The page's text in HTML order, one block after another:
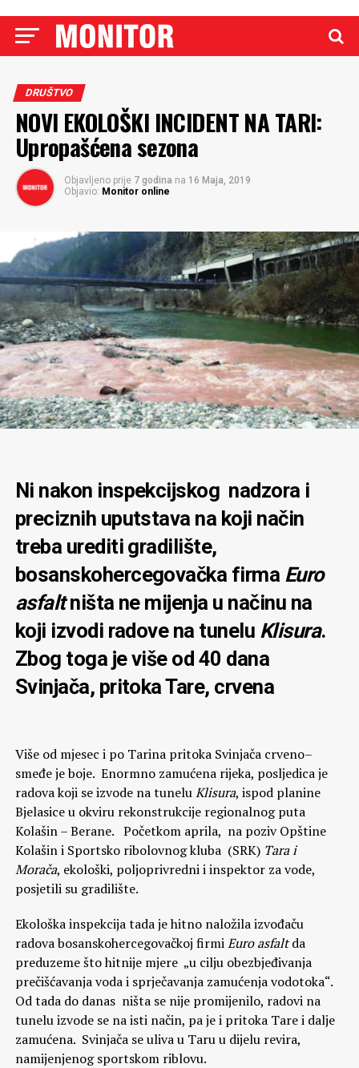
DRUŠTVO
NOVI EKOLOŠKI INCIDENT NA TARI:
Upropašćena sezona
Objavljeno prije 7 godina na 16 Maja, 2019
Objavio: Monitor online
Ni nakon inspekcijskog nadzora i
preciznih uputstava na koji način
treba urediti gradilište,
bosanskohercegovačka firma Euro
asfaltništa ne mijenja u načinu na
koji izvodi radove na tunelu Klisura.
Zbog toga je više od 40 dana
Svinjača, pritoka Tare, crvena
Više od mjesec i po Tarina pritoka Svinjača crveno–
smeđe je boje. Enormno zamućena rijeka, posljedica je
radova koji se izvode na tuneluKlisura, ispod planine
Bjelasice u okviru rekonstrukcije regionalnog puta
Kolašin – Berane. Početkom aprila, na poziv Opštine
Kolašin i Sportsko ribolovnog kluba (SRK) Tara i
Morača, ekološki, poljoprivredni i inspektor za vode,
posjetili su gradilište.
Ekološka inspekcija tada je hitno naložila izvođaču
radova bosanskohercegovačkoj firmiEuro asfaltda
preduzeme što hitnije mjere „u cilju obezbjeđivanja
prečišćavanja voda i sprječavanja zamućenja vodotoka“.
Od tada do danas ništa se nije promijenilo, radovi na
tunelu izvode se na isti način, pa je i pritoka Tare i dalje
zamućena. Svinjača se uliva u Taru u dijelu revira,
namijenjenog sportskom riblovu.